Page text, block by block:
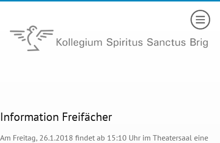
Information Freifächer
Am Freitag, 26.1.2018 findet ab 15:10 Uhr im Theatersaal eine